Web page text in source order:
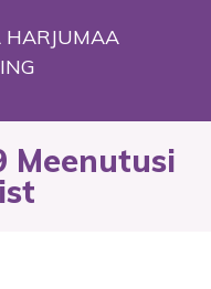
HARJUMAA
Meenutusi